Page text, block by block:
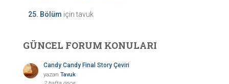
25. Bölüm içintavuk
GÜNCEL FORUM KONULARI
Candy Candy Final Story Çeviri
yazan Tavuk